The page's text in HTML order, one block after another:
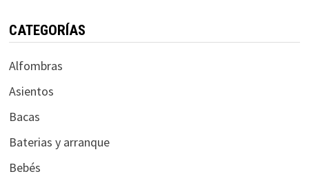
CATEGORÍAS
Alfombras
Asientos
Bacas
Baterias y arranque
Bebés